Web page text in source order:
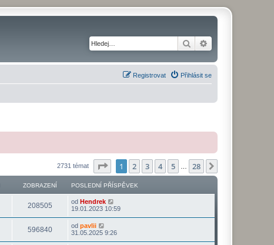
Hledat
Přihlásit se
Registrovat
2731 témat Stránka z
1 2 3 4 5 28
ZOBRAZENÍ POSLEDNÍ PŘÍSPĚVEK
208505 od Hendrek
19.01.2023 10:59
596840 od pavlii
31.05.2025 9:26